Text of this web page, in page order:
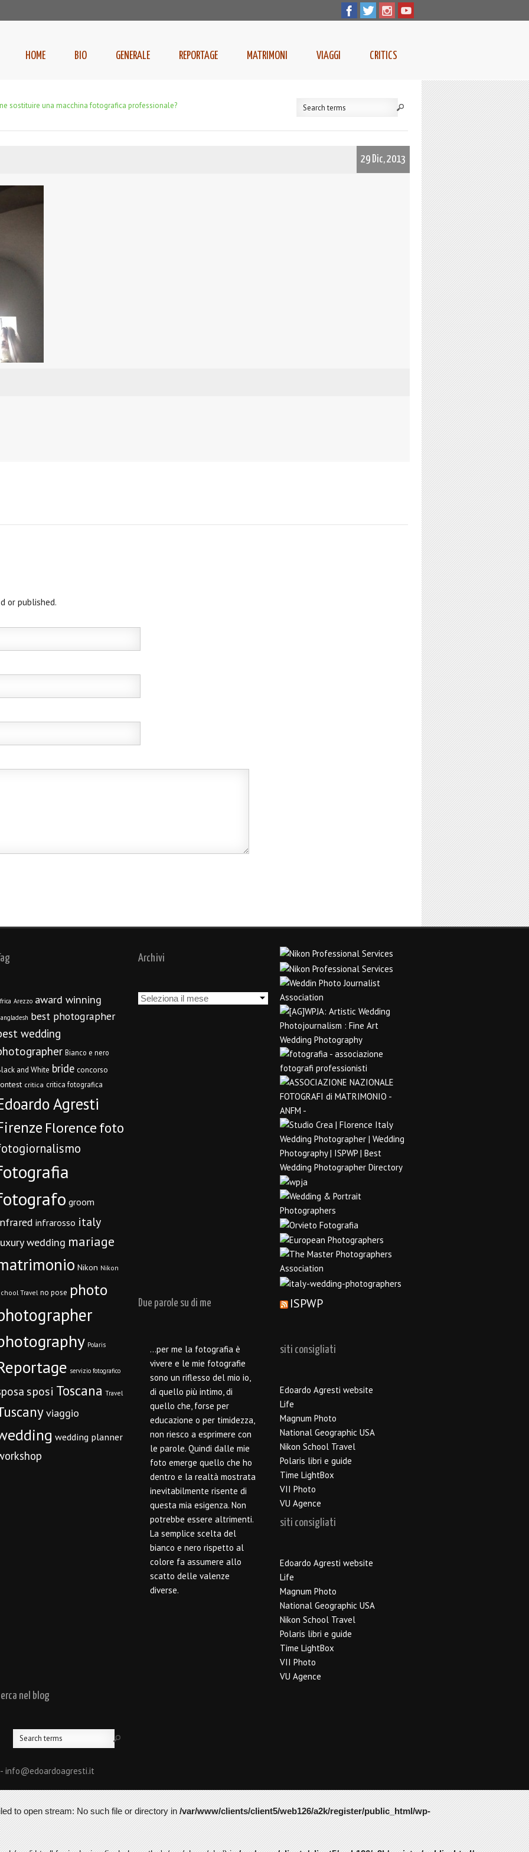
HOME BIO GENERALE REPORTAGE MATRIMONI VIAGGI CRITICS
sostituire una macchina fotografica professionale?
29 Dic, 2013
or published.
Arezzo award winning
best photographer
wedding
Bianco e nero
and White bride concorso
critica critica fotografica
Agresti
Florencefoto
groom
infrarosso italy
wedding mariage
Nikon Nikon
Travel no pose photo
Polaris
servizio fotografico
sposi Toscana Travel
viaggio
wedding planner
Archivi
Archivi
Due parole su di me
…per me la fotografia è
vivere e le mie fotografie
sono un riflesso del mio io,
di quello più intimo, di
quello che, forse per
educazione o per timidezza,
non riesco a esprimere con
le parole. Quindi dalle mie
foto emerge quello che ho
dentro e la realtà mostrata
inevitabilmente risente di
questa mia esigenza. Non
potrebbe essere altrimenti.
La semplice scelta del
bianco e nero rispetto al
colore fa assumere allo
scatto delle valenze
diverse.
ISPWP
siti consigliati
Edoardo Agresti website
Life
Magnum Photo
National Geographic USA
Nikon School Travel
Polaris libri e guide
Time LightBox
VII Photo
VU Agence
siti consigliati
Edoardo Agresti website
Life
Magnum Photo
National Geographic USA
Nikon School Travel
Polaris libri e guide
Time LightBox
VII Photo
VU Agence
nel blog
info@edoardoagresti.it
to open stream: No such file or directory in/var/www/clients/client5/web126/a2k/register/public_html/wp-